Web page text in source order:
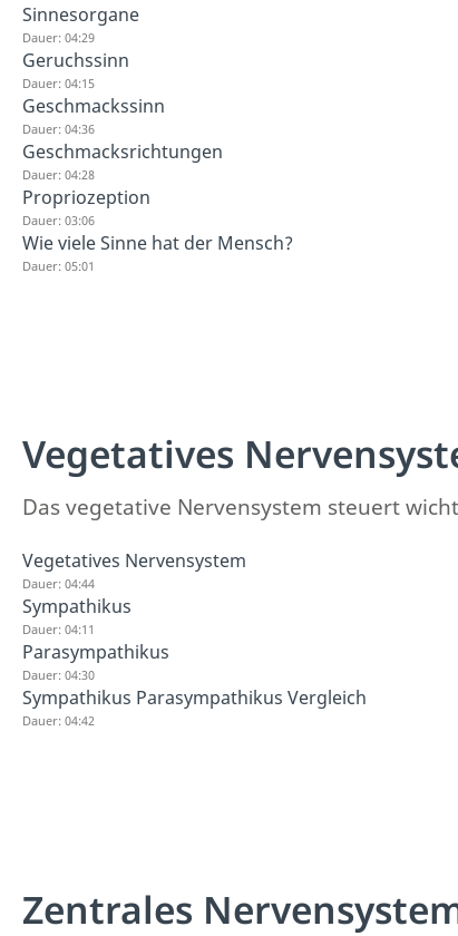
Sinnesorgane
Dauer: 04:29
Geruchssinn
Dauer: 04:15
Geschmackssinn
Dauer: 04:36
Geschmacksrichtungen
Dauer: 04:28
Propriozeption
Dauer: 03:06
Wie viele Sinne hat der Mensch?
Dauer: 05:01
Vegetatives
Das vegetative Nervensystem steuert
Vegetatives Nervensystem
Dauer: 04:44
Sympathikus
Dauer: 04:11
Parasympathikus
Dauer: 04:30
Sympathikus Parasympathikus Vergleich
Dauer: 04:42
Zentrales